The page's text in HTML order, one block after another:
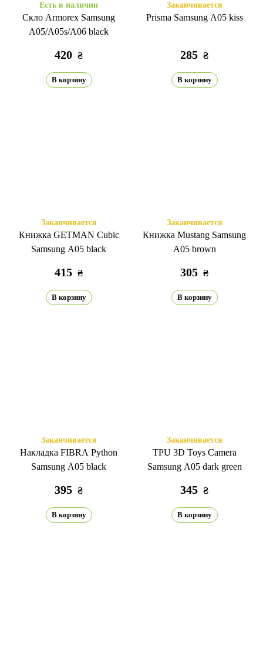
Есть в наличии
Скло Armorex Samsung
A05/A05s/А06 black
420 ₴
В корзину
Заканчивается
Prisma Samsung A05 kiss
285 ₴
В корзину
Заканчивается
Книжка GETMAN Cubic
Samsung A05 black
415 ₴
В корзину
Заканчивается
Книжка Mustang Samsung
A05 brown
305 ₴
В корзину
Заканчивается
Накладка FIBRA Python
Samsung A05 black
395 ₴
В корзину
Заканчивается
TPU 3D Toys Camera
Samsung A05 dark green
345 ₴
В корзину